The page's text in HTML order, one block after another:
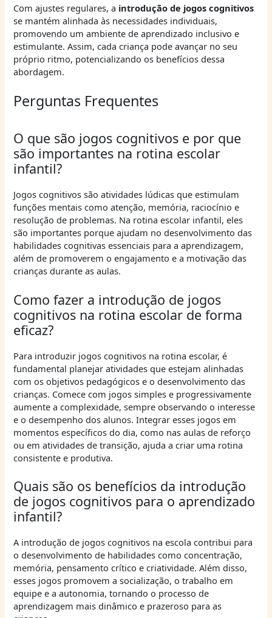
Com ajustes regulares, a introdução de jogos cognitivos
se mantém alinhada às necessidades individuais,
promovendo um ambiente de aprendizado inclusivo e
estimulante. Assim, cada criança pode avançar no seu
próprio ritmo, potencializando os benefícios dessa
abordagem.
Perguntas Frequentes
O que são jogos cognitivos e por que
são importantes na rotina escolar
infantil?
Jogos cognitivos são atividades lúdicas que estimulam
funções mentais como atenção, memória, raciocínio e
resolução de problemas. Na rotina escolar infantil, eles
são importantes porque ajudam no desenvolvimento das
habilidades cognitivas essenciais para a aprendizagem,
além de promoverem o engajamento e a motivação das
crianças durante as aulas.
Como fazer a introdução de jogos
cognitivos na rotina escolar de forma
eficaz?
Para introduzir jogos cognitivos na rotina escolar, é
fundamental planejar atividades que estejam alinhadas
com os objetivos pedagógicos e o desenvolvimento das
crianças. Comece com jogos simples e progressivamente
aumente a complexidade, sempre observando o interesse
e o desempenho dos alunos. Integrar esses jogos em
momentos específicos do dia, como nas aulas de reforço
ou em atividades de transição, ajuda a criar uma rotina
consistente e produtiva.
Quais são os benefícios da introdução
de jogos cognitivos para o aprendizado
infantil?
A introdução de jogos cognitivos na escola contribui para
o desenvolvimento de habilidades como concentração,
memória, pensamento crítico e criatividade. Além disso,
esses jogos promovem a socialização, o trabalho em
equipe e a autonomia, tornando o processo de
aprendizagem mais dinâmico e prazeroso para as